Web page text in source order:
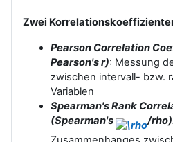
Zwei
Pearson Correlation
Pearson's r): Messung
zwischen intervall- bzw.
Variablen
Spearman's Rank
(Spearman's
/